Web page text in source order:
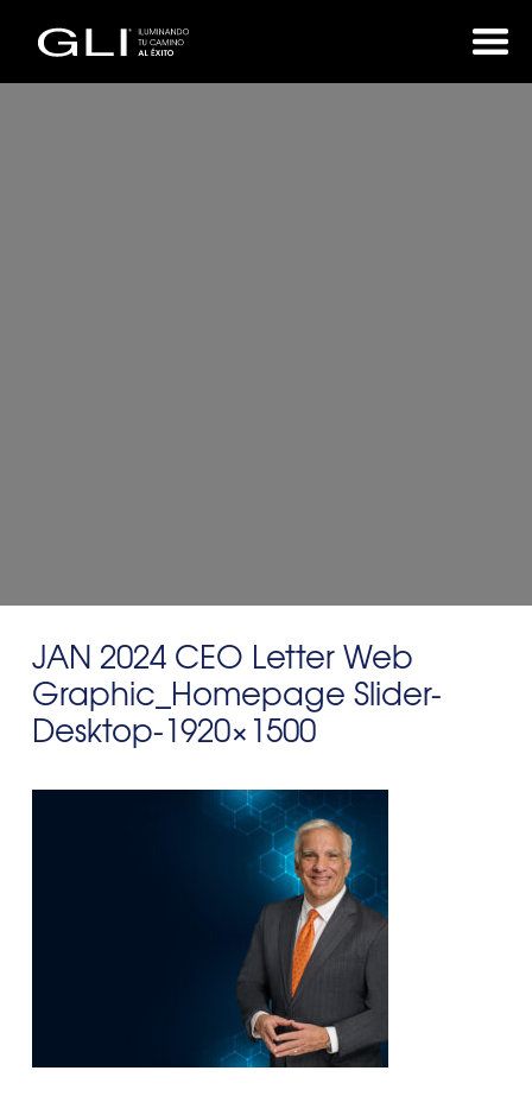
JAN 2024 CEO Letter Web
Graphic_Homepage Slider-
Desktop-1920×1500